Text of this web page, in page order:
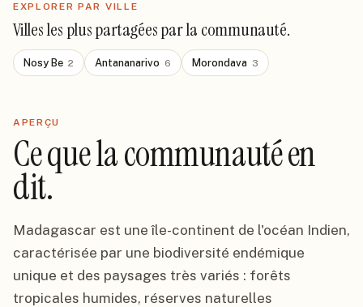
EXPLORER PAR VILLE
Villes les plus partagées par la communauté.
Nosy Be 2 Antananarivo 6 Morondava 3
APERÇU
Ce que la communauté en
dit.
Madagascar est une île-continent de l'océan Indien,
caractérisée par une biodiversité endémique
unique et des paysages très variés : forêts
tropicales humides, réserves naturelles